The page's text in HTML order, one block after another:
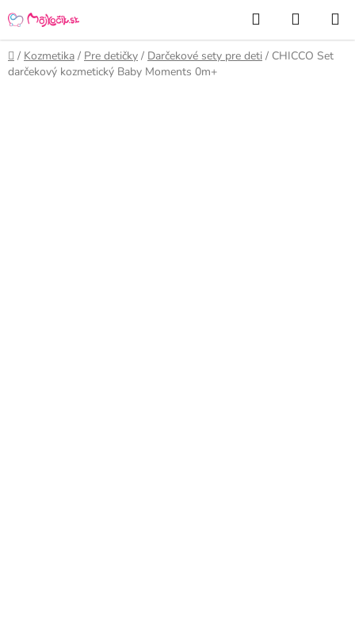
na
obsah
Hľadať
KOŠÍK
Domov
/ Kozmetika / Pre detičky / Darčekové sety pre deti / CHICCO Set
darčekový kozmetický Baby Moments 0m+